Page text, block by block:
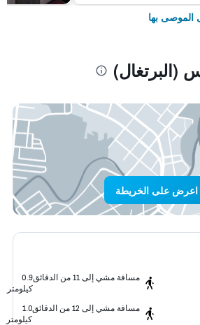
الموصى بها
اعرض على الخريطة
مسافة مشي إلى 11 من الدقائق
0.9
كيلومتر
مسافة مشي إلى 12 من الدقائق
1.0
كيلومتر